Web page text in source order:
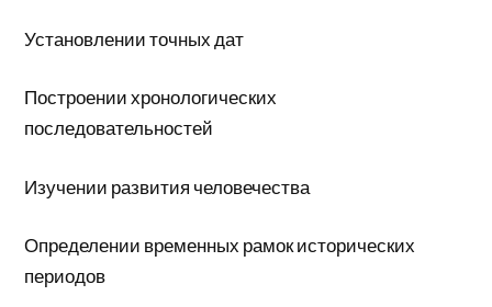
Установлении точных дат
Построении хронологических
последовательностей
Изучении развития человечества
Определении временных рамок исторических
периодов